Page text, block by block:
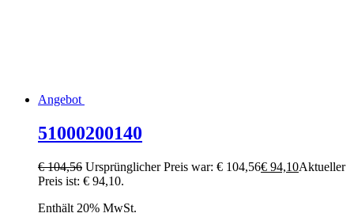
Angebot
51000200140
€104,56 Ursprünglicher Preis war: € 104,56€ 94,10Aktueller
Preis ist: € 94,10.
Enthält 20% MwSt.